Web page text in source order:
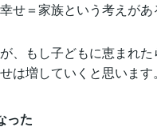
せ＝家族という考えが
、もし子どもに恵まれた
は増していくと思います。
った